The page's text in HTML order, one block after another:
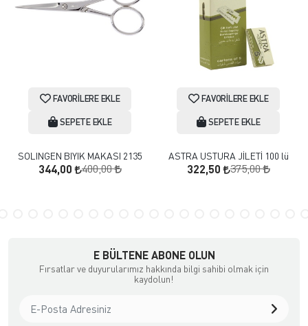
FAVORILERE EKLE
SEPETE EKLE
SOLINGEN BIYIK MAKASI 2135
344,00 400,00
FAVORILERE EKLE
SEPETE EKLE
ASTRA USTURA JİLETİ 100 lü
322,50 375,00
E BÜLTENE ABONE OLUN
Fırsatlar ve duyurularımız hakkında bilgi sahibi olmak için
kaydolun!